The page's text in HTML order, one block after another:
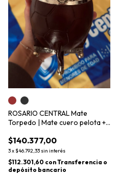
ROSARIO CENTRAL Mate
Torpedo | Mate cuero pelota +
$140.377,00
3x$46.792,33 sin interés
$112.301,60 conTransferencia o
depósito bancario